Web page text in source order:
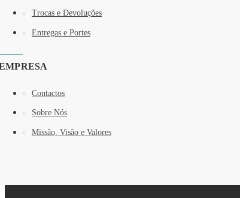
Trocas e Devoluções
Entregas e Portes
Contactos
Sobre Nós
Missão, Visão e Valores